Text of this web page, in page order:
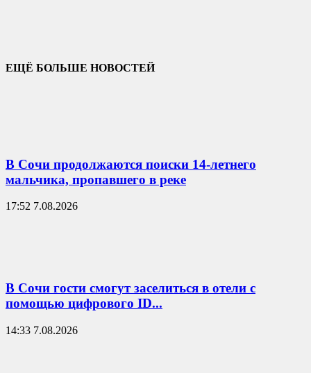
ЕЩЁ БОЛЬШЕ НОВОСТЕЙ
В Сочи продолжаются поиски 14-летнего
мальчика, пропавшего в реке
17:52 7.08.2026
В Сочи гости смогут заселиться в отели с
помощью цифрового ID...
14:33 7.08.2026